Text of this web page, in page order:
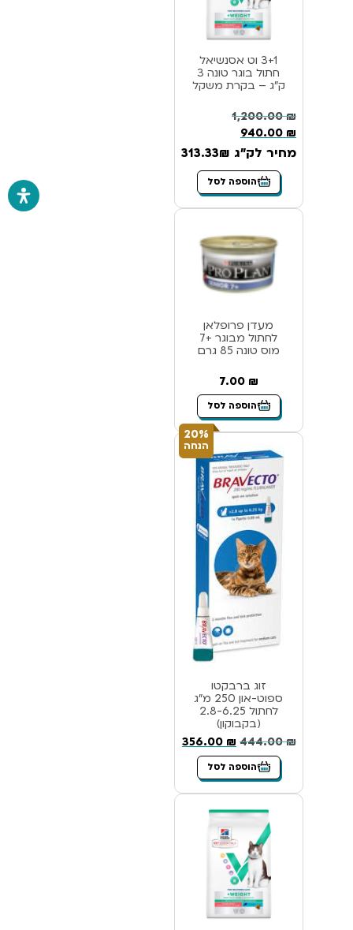
3+1 וט אסנשיאל
חתול בוגר טונה 3
ק”ג – בקרת משקל
1,200.00₪
940.00 ₪
מחיר לק"ג 313.33₪
הוספה לסל
מעדן פרופלאן
לחתול מבוגר +7
מוס טונה 85 גרם
7.00 ₪
הוספה לסל
20%
הנחה
זוג ברבקטו
ספוט-און 250 מ”ג
לחתול 2.8-6.25
(בקבוקון)
444.00₪
356.00 ₪
הוספה לסל